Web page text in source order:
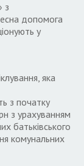
з
допомога
у
, яка
з початку
з урахуванням
батьківського
комунальних